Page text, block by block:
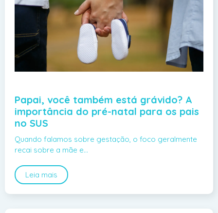
Papai, você também está grávido? A
importância do pré-natal para os pais
no SUS
Quando falamos sobre gestação, o foco geralmente
recai sobre a mãe e…
Leia mais